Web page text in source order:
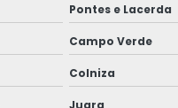
Pontes e Lacerda
Campo Verde
Colniza
Juara